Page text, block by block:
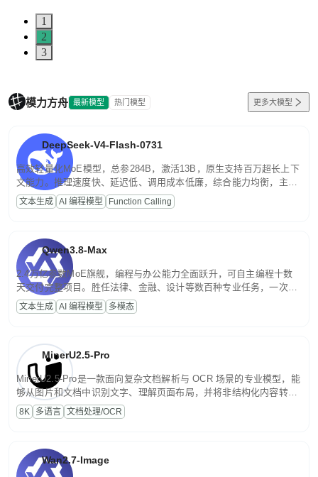
1
2
3
模力方舟 最新模型 热门模型 更多大模型
DeepSeek-V4-Flash-0731
高效轻量化MoE模型，总参284B，激活13B，原生支持百万超长上下
文能力。推理速度快、延迟低、调用成本低廉，综合能力均衡，主打
高并发、轻量化任务，适合日常对话、内容创作、基础 RAG、批量
文案处理等普惠刚需场景。
文本生成 AI 编程模型 Function Calling
Qwen3.8-Max
2.4万亿参数MoE旗舰，编程与办公能力全面跃升，可自主编程十数
天交付完整项目。胜任法律、金融、设计等数百种专业任务，一次对
话端到端交付生产级成果。原生视觉理解贯穿规划、执行与验证全流
程，支持超长文档与长视频的深度语义解析。长程任务中自主规划与
文本生成 AI 编程模型 多模态
MinerU2.5-Pro
MinerU2.5-Pro是一款面向复杂文档解析与 OCR 场景的专业模型，能
够从图片和文档中识别文字、理解页面布局，并将非结构化内容转换
为便于存储、检索和二次处理的结构化结果。
8K 多语言 文档处理/OCR
Wan2.7-Image